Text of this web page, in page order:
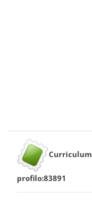
profilo:83891